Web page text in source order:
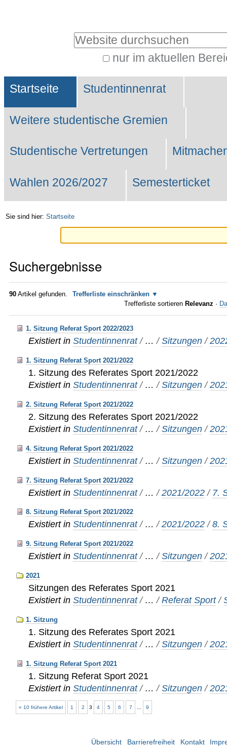
Website durchsuchen
nur im aktuellen
Suche…
Sektionen
Startseite Studentinnenrat
Weitere studentische Gremien
Studentische Vertretungen
Wahlen 2026/2027 Semesterticket
Sie sind hier: Startseite
Suchergebnisse
90 Artikel gefunden.
Trefferliste einschränken
Trefferliste sortieren Relevanz ·
1. Sitzung Referat Sport 2022/2023
Existiert in Studentinnenrat / …/Sitzungen /
1. Sitzung Referat Sport 2021/2022
1. Sitzung des Referates Sport 2021/2022
Existiert in Studentinnenrat / …/Sitzungen /
2. Sitzung Referat Sport 2021/2022
2. Sitzung des Referates Sport 2021/2022
Existiert in Studentinnenrat / …/Sitzungen /
4. Sitzung Referat Sport 2021/2022
Existiert in Studentinnenrat / …/Sitzungen /
7. Sitzung Referat Sport 2021/2022
Existiert in Studentinnenrat / …/2021/2022 / 7.
8. Sitzung Referat Sport 2021/2022
Existiert in Studentinnenrat / …/2021/2022 /8.
9. Sitzung Referat Sport 2021/2022
Existiert in Studentinnenrat / …/Sitzungen /
2021
Sitzungen des Referates Sport 2021
Existiert in Studentinnenrat / …/Referat Sport /
1. Sitzung
1. Sitzung des Referates Sport 2021
Existiert in Studentinnenrat / …/Sitzungen /
1. Sitzung Referat Sport 2021
1. Sitzung Referat Sport 2021
Existiert in Studentinnenrat / …/Sitzungen /
« 10 frühere Artikel 1 2 3 4 5 6 7 9
Übersicht Barrierefreiheit Kontakt